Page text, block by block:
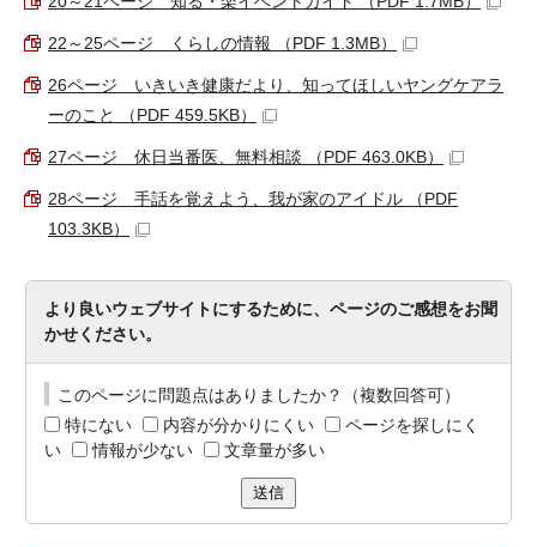
22～25ページ くらしの情報 （PDF 1.3MB）
26ページ いきいき健康だより、知ってほしいヤングケアラ
ーのこと （PDF 459.5KB）
27ページ 休日当番医、無料相談 （PDF 463.0KB）
28ページ 手話を覚えよう、我が家のアイドル （PDF
103.3KB）
より良いウェブサイトにするために、ページのご感想をお聞
かせください。
このページに問題点はありましたか？（複数回答可）
特にない
内容が分かりにくい
ページを探しにく
い
情報が少ない 文章量が多い
送信